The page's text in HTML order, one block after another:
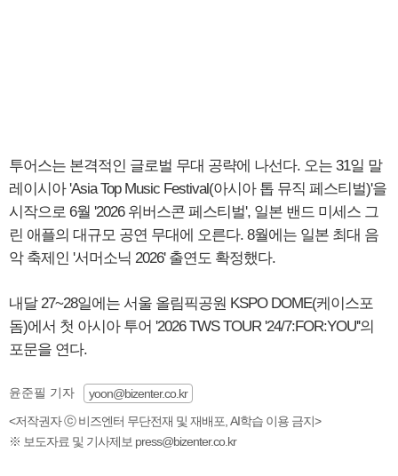
투어스는 본격적인 글로벌 무대 공략에 나선다. 오는 31일 말
레이시아 'Asia Top Music Festival(아시아 톱 뮤직 페스티벌)'을
시작으로 6월 '2026 위버스콘 페스티벌', 일본 밴드 미세스 그
린 애플의 대규모 공연 무대에 오른다. 8월에는 일본 최대 음
악 축제인 '서머소닉 2026' 출연도 확정했다.
내달 27~28일에는 서울 올림픽공원 KSPO DOME(케이스포
돔)에서 첫 아시아 투어 '2026 TWS TOUR '24/7:FOR:YOU''의
포문을 연다.
윤준필 기자
yoon@bizenter.co.kr
<저작권자 ⓒ 비즈엔터 무단전재 및 재배포, AI학습 이용 금지>
※ 보도자료 및 기사제보 press@bizenter.co.kr